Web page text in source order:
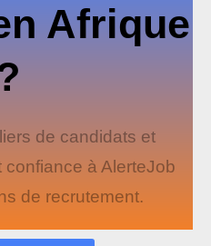
Afrique
de candidats et
confiance à AlerteJob
de recrutement.